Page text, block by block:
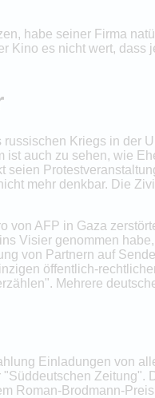
habe seiner Firma
Kino es nicht wert, dass
Kriegs in der
auch zu sehen, wie
mehr denkbar. Die
von AFP in Gaza
Visier genommen
von Partnern auf
öffentlich-
Mehrere
Einladungen von
Zeitung".
Roman-Brodmann-